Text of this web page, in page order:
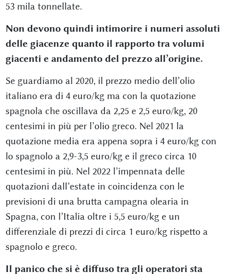
53 mila tonnellate.
Non devono quindi intimorire i numeri assoluti
delle giacenze quanto il rapporto tra volumi
giacenti e andamento del prezzo all’origine.
Se guardiamo al 2020, il prezzo medio dell’olio
italiano era di 4 euro/kg ma con la quotazione
spagnola che oscillava da 2,25 e 2,5 euro/kg, 20
centesimi in più per l’olio greco. Nel 2021 la
quotazione media era appena sopra i 4 euro/kg con
lo spagnolo a 2,9-3,5 euro/kg e il greco circa 10
centesimi in più. Nel 2022 l’impennata delle
quotazioni dall’estate in coincidenza con le
previsioni di una brutta campagna olearia in
Spagna, con l’Italia oltre i 5,5 euro/kg e un
differenziale di prezzi di circa 1 euro/kg rispetto a
spagnolo e greco.
Il panico che si è diffuso tra gli operatori sta